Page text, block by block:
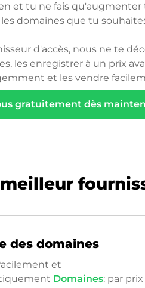
et tu ne fais qu'augmenter
domaines que tu
d'accès, nous ne te
les enregistrer à un prix
et les vendre
gratuitement dès
des domaines
et
Domaines: par prix